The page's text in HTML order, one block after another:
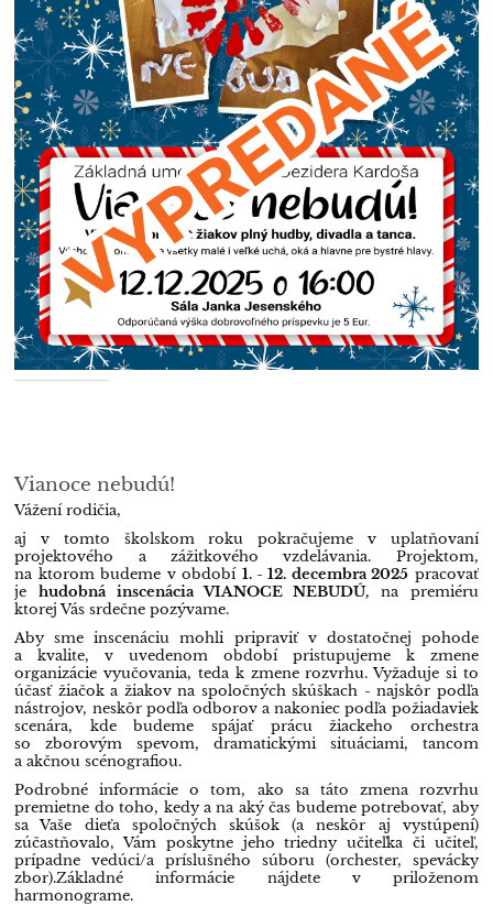
Vianoce nebudú!
Vážení rodičia,
aj v tomto školskom roku pokračujeme v uplatňovaní
projektového a zážitkového vzdelávania. Projektom,
na ktorom budeme v období 1. - 12. decembra 2025 pracovať
jehudobná inscenácia VIANOCE NEBUDÚ, na premiéru
ktorej Vás srdečne pozývame.
Aby sme inscenáciu mohli pripraviť v dostatočnej pohode
a kvalite, v uvedenom období pristupujeme k zmene
organizácie vyučovania, teda k zmene rozvrhu. Vyžaduje si to
účasť žiačok a žiakov na spoločných skúškach - najskôr podľa
nástrojov, neskôr podľa odborov a nakoniec podľa požiadaviek
scenára, kde budeme spájať prácu žiackeho orchestra
so zborovým spevom, dramatickými situáciami, tancom
a akčnou scénografiou.
Podrobné informácie o tom, ako sa táto zmena rozvrhu
premietne do toho, kedy a na aký čas budeme potrebovať, aby
sa Vaše dieťa spoločných skúšok (a neskôr aj vystúpení)
zúčastňovalo, Vám poskytne jeho triedny učiteľka či učiteľ,
prípadne vedúci/a príslušného súboru (orchester, spevácky
zbor).Základné informácie nájdete v priloženom
harmonograme.